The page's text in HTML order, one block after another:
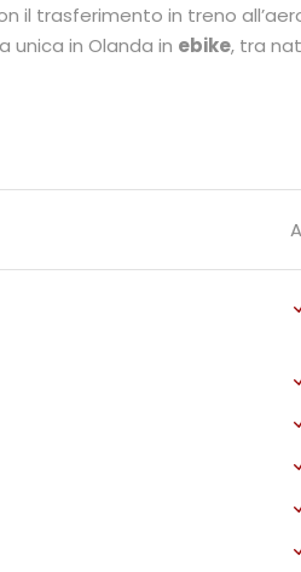
il trasferimento in treno
unica in Olanda in ebike, tra